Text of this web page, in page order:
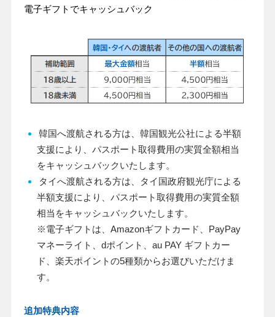
電子ギフトでキャッシュバック
韓国へ渡航される方は、韓国観光公社による半額
支援により、パスポート取得費用の実質全額相当
をキャッシュバックいたします。
タイへ渡航される方は、タイ国政府観光庁による
半額支援により、パスポート取得費用の実質全額
相当をキャッシュバックいたします。
※電子ギフトは、Amazonギフトカード、 PayPay
マネーライト、dポイント、au PAY ギフトカー
ド、楽天ポイントの5種類からお選びいただけま
す。
追加特典内容